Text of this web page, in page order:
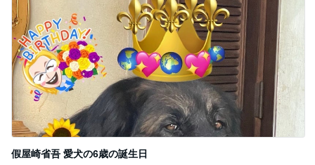
假屋崎省吾 愛犬の6歳の誕生日